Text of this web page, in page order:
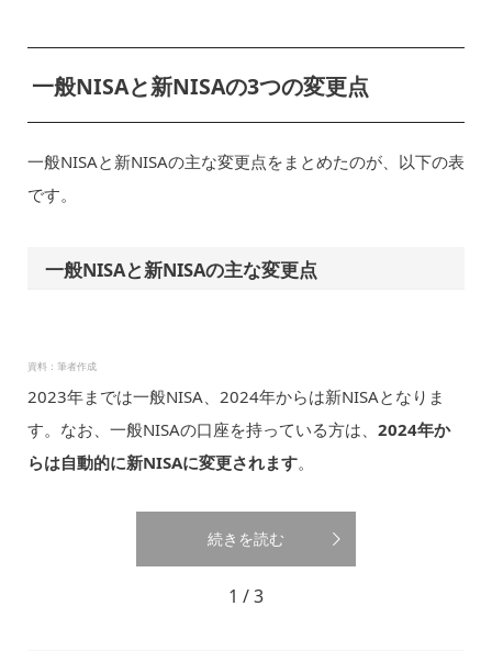
一般NISAと新NISAの3つの変更点
一般NISAと新NISAの主な変更点をまとめたのが、以下の表
です。
一般NISAと新NISAの主な変更点
資料：筆者作成
2023年までは一般NISA、2024年からは新NISAとなりま
す。なお、一般NISAの口座を持っている方は、 2024年か
らは自動的に新NISAに変更されます。
続きを読む
1 / 3